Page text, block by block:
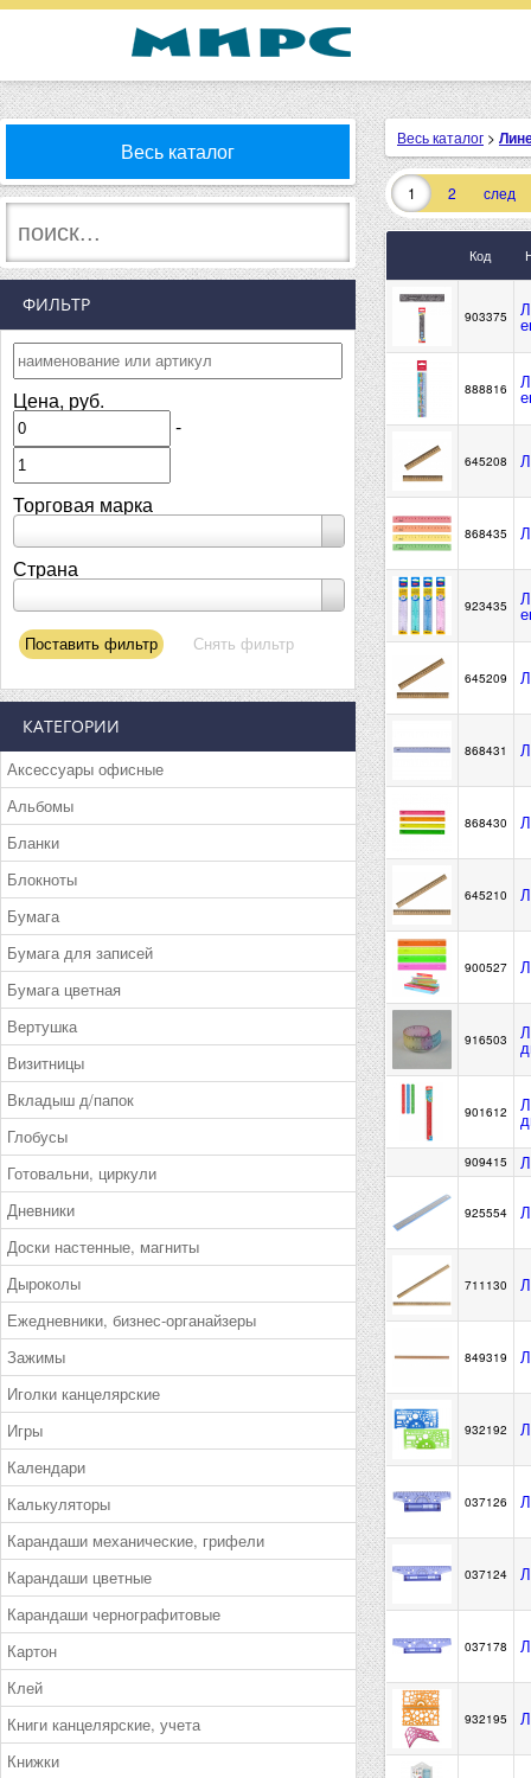
Весь каталог
ФИЛЬТР
Цена, руб.
-
Торговая марка
Страна
КАТЕГОРИИ
Аксессуары офисные
Альбомы
Бланки
Блокноты
Бумага
Бумага для записей
Бумага цветная
Вертушка
Визитницы
Вкладыш д/папок
Глобусы
Готовальни, циркули
Дневники
Доски настенные, магниты
Дыроколы
Ежедневники, бизнес-органайзеры
Зажимы
Иголки канцелярские
Игры
Календари
Калькуляторы
Карандаши механические, грифели
Карандаши цветные
Карандаши чернографитовые
Картон
Клей
Книги канцелярские, учета
Книжки
Весь каталог >
1 2 след
Код
903375
888816
645208
868435
923435
645209
868431
868430
645210
900527
916503
901612
909415
925554
711130
849319
932192
037126
037124
037178
932195